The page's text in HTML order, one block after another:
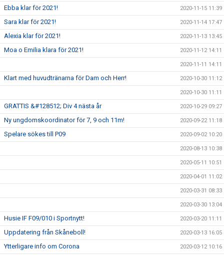
Ebba klar för 2021! 2020-11-15 11:39
Sara klar för 2021! 2020-11-14 17:47
Alexia klar för 2021! 2020-11-13 13:45
Moa o Emilia klara för 2021! 2020-11-12 14:11
2020-11-11 14:11
Klart med huvudtränarna för Dam och Herr! 2020-10-30 11:12
2020-10-30 11:11
GRATTIS &#128512; Div 4 nästa år 2020-10-29 09:27
Ny ungdomskoordinator för 7, 9 och 11m! 2020-09-22 11:18
Spelare sökes till P09 2020-09-02 10:20
2020-08-13 10:38
2020-05-11 10:51
2020-04-01 11:02
2020-03-31 08:33
2020-03-30 13:04
Husie IF F09/010 i Sportnytt! 2020-03-20 11:11
Uppdatering från Skåneboll! 2020-03-13 16:05
Ytterligare info om Corona 2020-03-12 10:16